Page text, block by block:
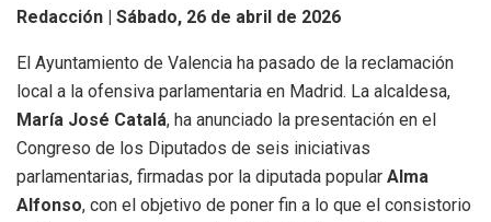
Redacción | Sábado, 26 de abril de 2026
El Ayuntamiento de Valencia ha pasado de la reclamación
local a la ofensiva parlamentaria en Madrid. La alcaldesa,
María José Catalá, ha anunciado la presentación en el
Congreso de los Diputados de seis iniciativas
parlamentarias, firmadas por la diputada popular Alma
Alfonso, con el objetivo de poner fin a lo que el consistorio